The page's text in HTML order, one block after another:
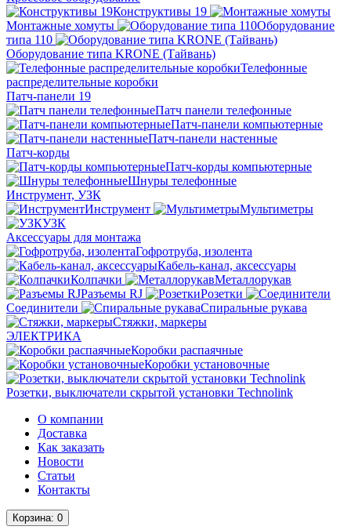
Конструктивы 19
Монтажные хомуты
Оборудование
типа 110
Оборудование типа KRONE (Тайвань)
Телефонные
распределительные коробки
Патч-панели 19
Патч панели телефонные
Патч-панели компьютерные
Патч-панели настенные
Патч-корды
Патч-корды компьютерные
Шнуры телефонные
Инструмент, УЗК
Инструмент
Мультиметры
УЗК
Аксессуары для монтажа
Гофротруба, изолента
Кабель-канал, аксессуары
Колпачки
Металлорукав
Разъемы RJ
Розетки
Соединители
Спиральные рукава
Стяжки, маркеры
ЭЛЕКТРИКА
Коробки распаячные
Коробки установочные
Розетки, выключатели скрытой установки Technolink
О компании
Доставка
Как заказать
Новости
Статьи
Контакты
Корзина: 0